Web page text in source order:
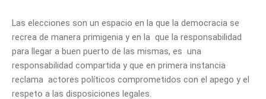
Las elecciones son un espacio en la que la democracia se
recrea de manera primigenia y en la que la responsabilidad
para llegar a buen puerto de las mismas, es una
responsabilidad compartida y que en primera instancia
reclama actores políticos comprometidos con el apego y el
respeto a las disposiciones legales.